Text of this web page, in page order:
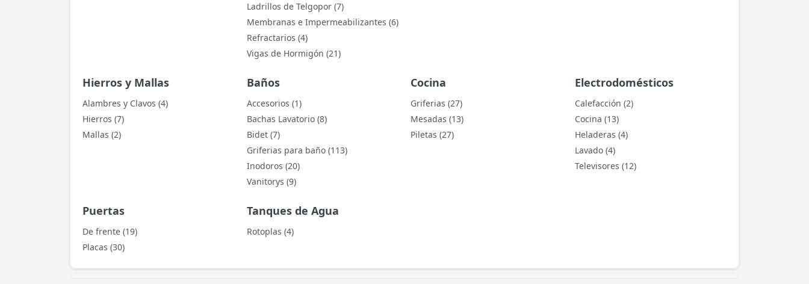
Ladrillos de Telgopor (7)
Membranas e Impermeabilizantes (6)
Refractarios (4)
Vigas de Hormigón (21)
Hierros y Mallas
Alambres y Clavos (4)
Hierros (7)
Mallas (2)
Baños
Accesorios (1)
Bachas Lavatorio (8)
Bidet (7)
Griferias para baño (113)
Inodoros (20)
Vanitorys (9)
Cocina
Griferias (27)
Mesadas (13)
Piletas (27)
Electrodomésticos
Calefacción (2)
Cocina (13)
Heladeras (4)
Lavado (4)
Televisores (12)
Puertas
De frente (19)
Placas (30)
Tanques de Agua
Rotoplas (4)